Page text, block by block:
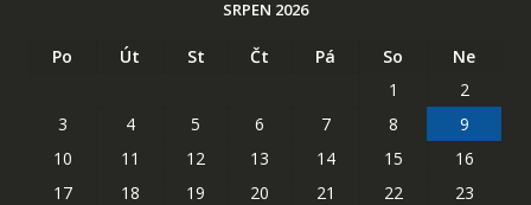
SRPEN 2026
Po Út St Čt Pá So
Ne
1
2
3
4 5 6 7 8
9
10
11 12 13 14 15
16
17
18 19 20 21 22
23